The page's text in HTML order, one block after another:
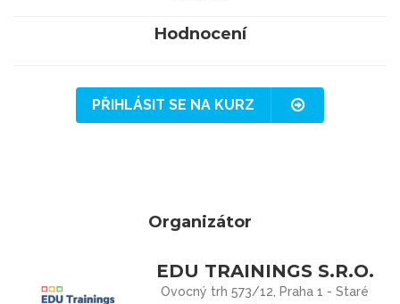
Hodnocení
PŘIHLÁSIT SE NA KURZ
Organizátor
EDU TRAININGS S.R.O.
Ovocný trh 573/12, Praha 1 - Staré